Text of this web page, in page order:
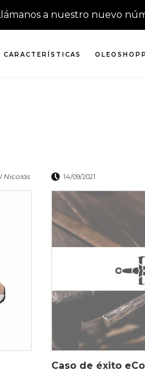
a nuestro nuevo
CARACTERÍSTICAS
Nicolás 14/09/2021
Caso de éxito